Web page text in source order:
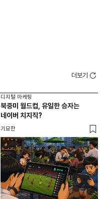
더보기
디지털 마케팅
북중미 월드컵, 유일한 승자는
네이버 치지직?
기묘한